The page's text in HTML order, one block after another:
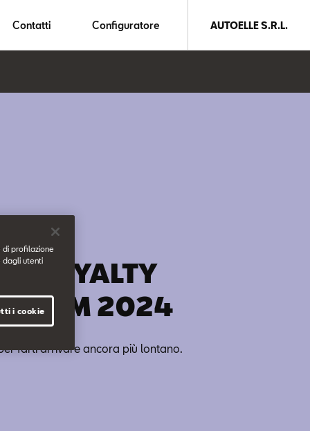
Contatti Configuratore AUTOELLE S.R.L.
LOYALTY
2024
farti arrivare ancora più lontano.
di profilazione
dagli utenti
i cookie